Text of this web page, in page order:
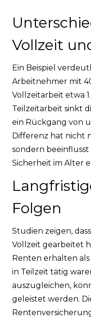
Vollzeit
Ein Beispiel
Arbeitnehmer mit
Vollzeitarbeit etwa
Teilzeitarbeit sinkt
ein Rückgang von
Differenz hat nicht
sondern
Sicherheit im Alter
Folgen
Studien zeigen,
Vollzeit gearbeitet
Renten erhalten
in Teilzeit tätig
auszugleichen,
geleistet werden.